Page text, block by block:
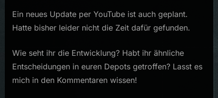
Ein neues Update per YouTube ist auch geplant.
Hatte bisher leider nicht die Zeit dafür gefunden.
Wie seht ihr die Entwicklung? Habt ihr ähnliche
Entscheidungen in euren Depots getroffen? Lasst es
mich in den Kommentaren wissen!